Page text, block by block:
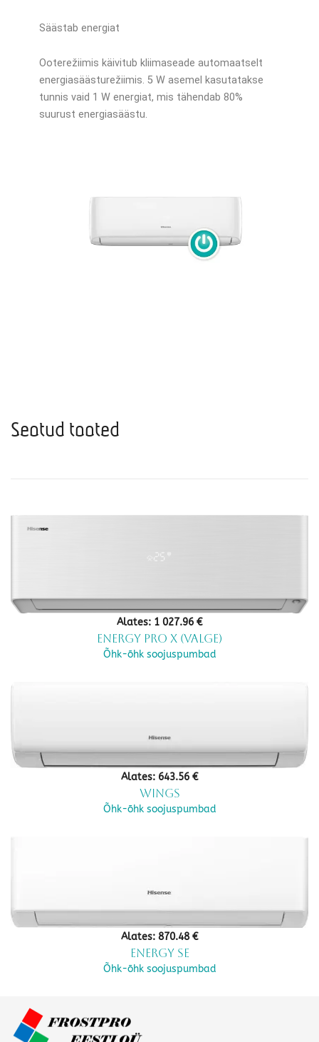
Säästab energiat
Ooterežiimis käivitub kliimaseade automaatselt
energiasäästurežiimis. 5 W asemel kasutatakse
tunnis vaid 1 W energiat, mis tähendab 80%
suurust energiasäästu.
Seotud tooted
Alates: 1 027.96 €
Energy pro X (Valge)
Õhk-õhk soojuspumbad
Alates: 643.56 €
Wings
Õhk-õhk soojuspumbad
Alates: 870.48€
Energy SE
Õhk-õhk soojuspumbad